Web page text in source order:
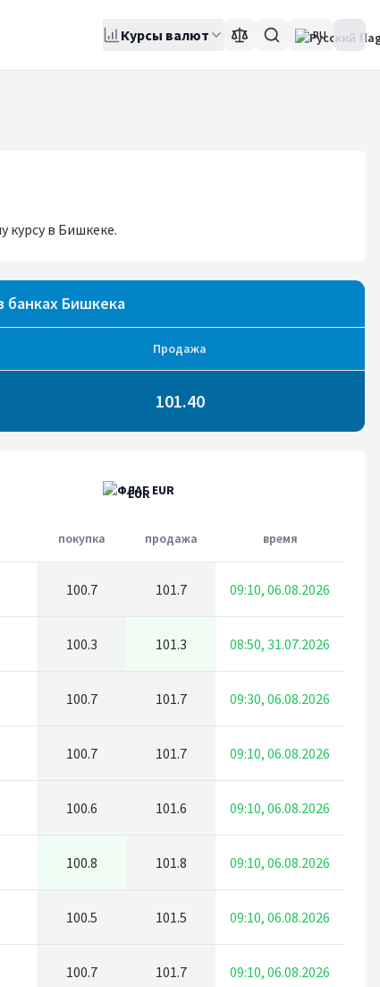
Курсы валют RU
курсу в Бишкеке.
банках Бишкека
Продажа
101.40
EUR
покупка продажа время
100.7 101.7 09:10, 06.08.2026
100.3 101.3 08:50, 31.07.2026
100.7 101.7 09:30, 06.08.2026
100.7 101.7 09:10, 06.08.2026
100.6 101.6 09:10, 06.08.2026
100.8 101.8 09:10, 06.08.2026
100.5 101.5 09:10, 06.08.2026
100.7 101.7 09:10, 06.08.2026